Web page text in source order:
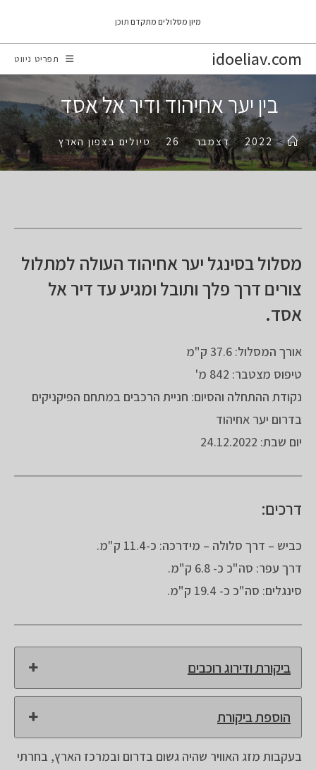
content
מיון מסלולים מתקדם תוכן
idoeliav.com תפריט ניווט
בין יער אחיהוד ודיר אל אסד
>
2022
> דצמבר >
26
> טיולים בצפון הארץ
מסלול בסינגל יער אחיהוד העולה למתלול
צורים דרך פלך ותובל ומגיע עד דיר אל
אסד.
אורך המסלול: 37.6 ק"מ
טיפוס מצטבר: 842 מ'
נקודת ההתחלה והסיום: חניית הרכבים במתחם הפיקניקים
בדרום יער אחיהוד
יום שבת: 24.12.2022
דרכים:
כביש – דרך סלולה – מידרכה: כ-11.4 ק"מ.
דרך עפר: סה"כ כ- 6.8 ק"מ.
סינגלים: סה"כ כ- 19.4 ק"מ.
ביקורת ודירוג רוכבים
הוספת ביקורת
בעקבות מזג האוויר שהיה גשום בדרום ובמרכז הארץ, בחרתי